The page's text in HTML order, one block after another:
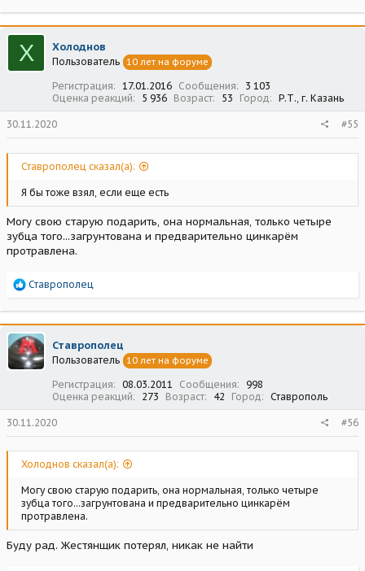
Х Холоднов
Пользователь 10 лет на форуме
Регистрация 17.01.2016 Сообщения
3 103
Оценка реакций
5 936 Возраст 53 Город Р.Т., г. Казань
30.11.2020 #55
Ставрополец сказал(а):
Я бы тоже взял, если еще есть
Могу свою старую подарить, она нормальная, только четыре
зубца того...загрунтована и предварительно цинкарём
протравлена.
Р
а
к
ц
и
и
Ставрополец
Ставрополец
Пользователь 10 лет на форуме
Регистрация 08.03.2011 Сообщения
998
Оценка реакций
273 Возраст 42 Город Ставрополь
30.11.2020 #56
Холоднов сказал(а):
Могу свою старую подарить, она нормальная, только четыре
зубца того...загрунтована и предварительно цинкарём
протравлена.
Буду рад. Жестянщик потерял, никак не найти